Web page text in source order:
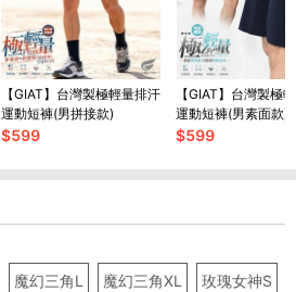
【GIAT】台灣製極輕量排汗
運動短褲(男拼接款)
$599
【GIAT】台灣製極
運動短褲(男素面款)
$599
魔幻三角L 魔幻三角XL 玫瑰女神S